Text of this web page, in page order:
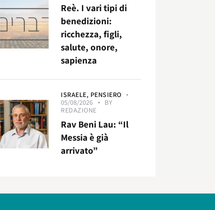
Reè. I vari tipi di
benedizioni:
ricchezza, figli,
salute, onore,
sapienza
ISRAELE, PENSIERO
05/08/2026
BY
REDAZIONE
Rav Beni Lau: “Il
Messia è già
arrivato”